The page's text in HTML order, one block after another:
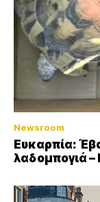
Newsroom
Ευκαρπία:
λαδομπογιά